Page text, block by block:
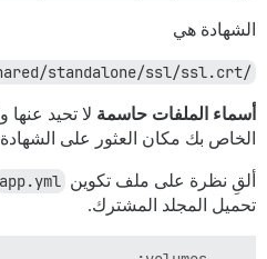
الشهادة هي
/var/discourse/shared/standalone/ssl/ssl.crt
أسماء الملفات حاسمة
الخاص بك مكان العثور على
ألقِ نظرة على ملف تكوين app.yml
تحميل المجلد المشترك.